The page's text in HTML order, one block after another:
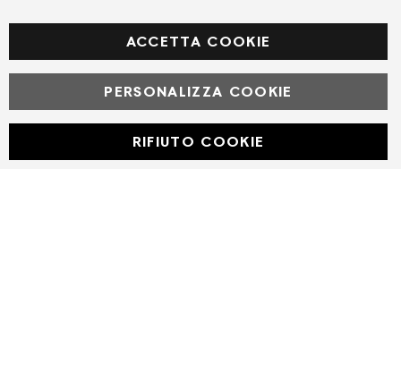
Facebook
© Powered by MAV Arreda s.r.l. | P.IVA IT05919160969
Corso Lodi, 2 | Milano - pec mavarreda@pec.it
ACCETTA COOKIE
PERSONALIZZA COOKIE
RIFIUTO COOKIE